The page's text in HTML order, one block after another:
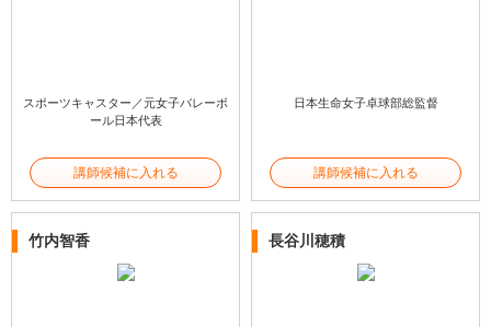
スポーツキャスター／元女子バレーボ
ール日本代表
講師候補に入れる
日本生命女子卓球部総監督
講師候補に入れる
竹内智香 長谷川穂積